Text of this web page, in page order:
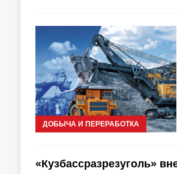
ДОБЫЧА И ПЕРЕРАБОТКА
«Кузбассразрезуголь»